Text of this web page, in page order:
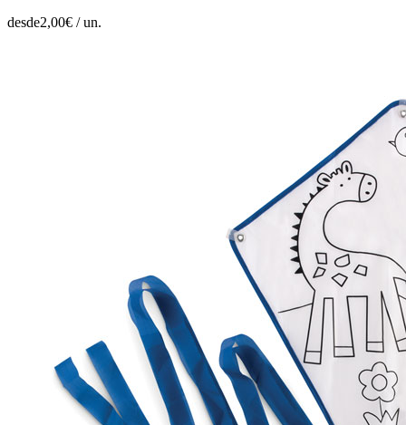
desde2,00€ /un.